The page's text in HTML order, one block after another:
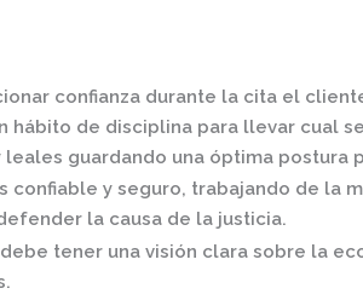
confianza durante la cita el
hábito de disciplina para llevar cual
guardando una óptima postura
confiable y seguro, trabajando de la
la causa de la justicia.
tener una visión clara sobre la